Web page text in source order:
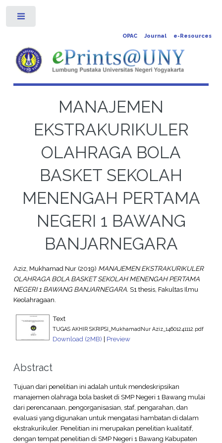
OPAC Journal e-Resources
MANAJEMEN
EKSTRAKURIKULER
OLAHRAGA BOLA
BASKET SEKOLAH
MENENGAH PERTAMA
NEGERI 1 BAWANG
BANJARNEGARA
Aziz, Mukhamad Nur(2019) MANAJEMEN EKSTRAKURIKULER
OLAHRAGA BOLA BASKET SEKOLAH MENENGAH PERTAMA
NEGERI 1 BAWANG BANJARNEGARA. S1 thesis, Fakultas Ilmu
Keolahragaan.
Text
TUGAS AKHIR SKRIPSI_MukhamadNur Aziz_14601241112.pdf
Download (2MB) | Preview
Abstract
Tujuan dari penelitian ini adalah untuk mendeskripsikan
manajemen olahraga bola basket di SMP Negeri 1 Bawang mulai
dari perencanaan, pengorganisasian, staf, pengarahan, dan
evaluasi yang digunakan untuk mengatasi hambatan di dalam
ekstrakurikuler. Penelitian ini merupakan penelitian kualitatif,
dengan tempat penelitian di SMP Negeri 1 Bawang Kabupaten